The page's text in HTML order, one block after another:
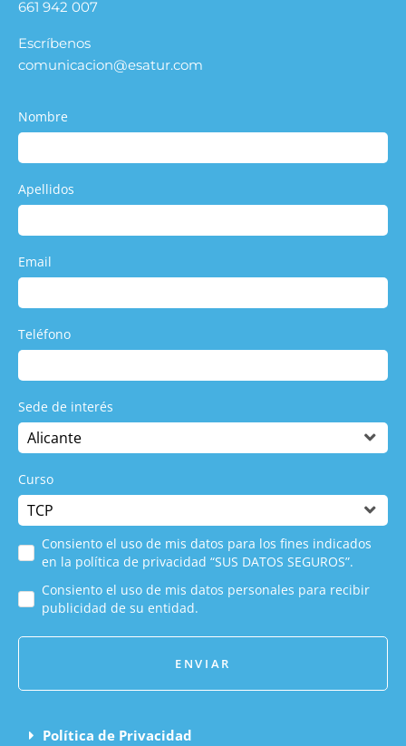
661 942 007
Escríbenos
comunicacion@esatur.com
Nombre
Apellidos
Email
Teléfono
Sede de interés
Curso
Consiento el uso de mis datos para los fines indicados
en la política de privacidad “SUS DATOS SEGUROS”.
Consiento el uso de mis datos personales para recibir
publicidad de su entidad.
ENVIAR
Política de Privacidad